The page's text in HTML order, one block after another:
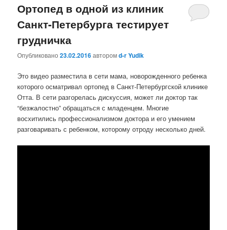
Ортопед в одной из клиник
Санкт-Петербурга тестирует
грудничка
Опубликовано23.02.2016авторомd-r Yudik
Это видео разместила в сети мама, новорожденного ребенка
которого осматривал ортопед в Санкт-Петербургской клинике
Отта. В сети разгорелась дискуссия, может ли доктор так
“безжалостно” обращаться с младенцем. Многие
восхитились профессионализмом доктора и его умением
разговаривать с ребенком, которому отроду несколько дней.